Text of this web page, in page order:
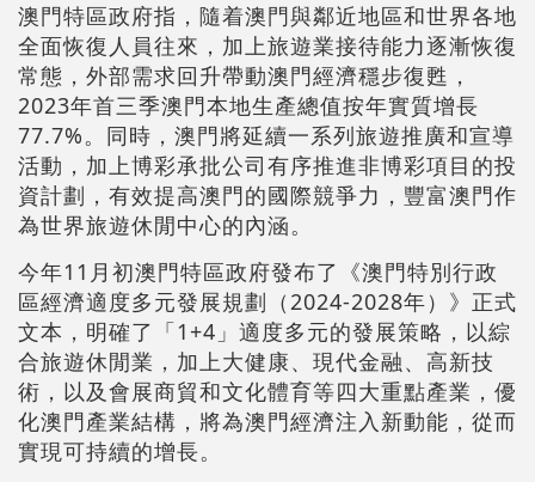
澳門特區政府指，隨着澳門與鄰近地區和世界各地
全面恢復人員往來，加上旅遊業接待能力逐漸恢復
常態，外部需求回升帶動澳門經濟穩步復甦，
2023年首三季澳門本地生產總值按年實質增長
77.7%。同時，澳門將延續一系列旅遊推廣和宣導
活動，加上博彩承批公司有序推進非博彩項目的投
資計劃，有效提高澳門的國際競爭力，豐富澳門作
為世界旅遊休閒中心的內涵。
今年11月初澳門特區政府發布了《澳門特別行政
區經濟適度多元發展規劃（2024-2028年）》正式
文本，明確了「1+4」適度多元的發展策略，以綜
合旅遊休閒業，加上大健康、現代金融、高新技
術，以及會展商貿和文化體育等四大重點產業，優
化澳門產業結構，將為澳門經濟注入新動能，從而
實現可持續的增長。